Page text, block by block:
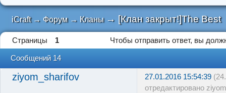
iCraft → Форум → Кланы → [Клан закрыт!]The Best
Страницы 1 Чтобы отправить ответ, вы
Сообщений 14
ziyom_sharifov 27.01.2016 15:54:39
отредактировано